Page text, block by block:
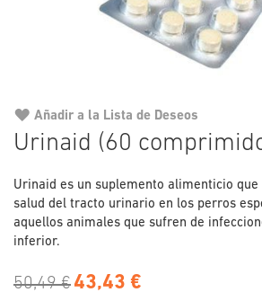
Urinaid (60
Urinaid es un suplemento alimenticio
salud del tracto urinario en los perros
aquellos animales que sufren de
inferior.
50,49 € 43,43 €
Añadir a la Lista de Deseos
al
de
la
galería